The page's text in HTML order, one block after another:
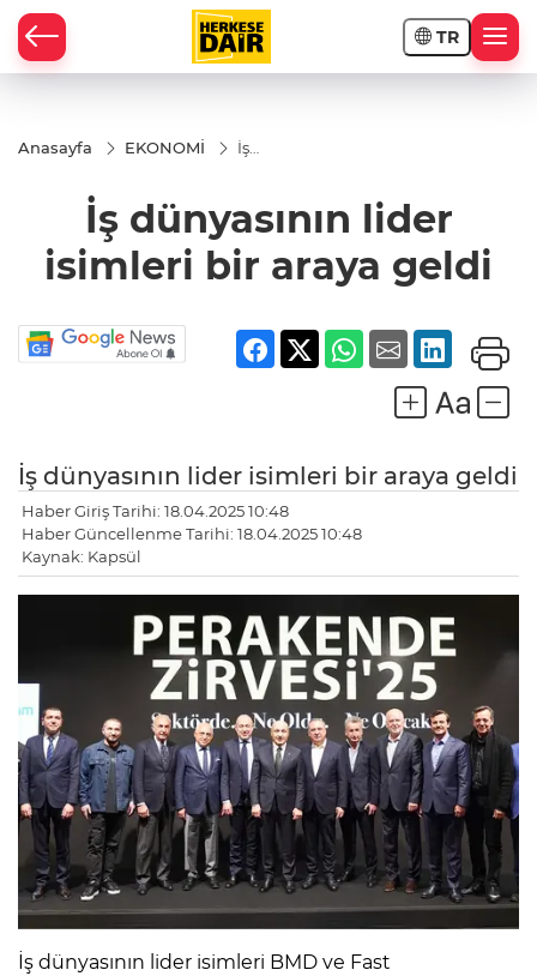
TR
Anasayfa EKONOMİ
İş
araya geldi
İş dünyasının lider
isimleri bir araya geldi
İş dünyasının lider isimleri bir araya geldi
Haber Giriş Tarihi: 18.04.2025 10:48
Haber Güncellenme Tarihi: 18.04.2025 10:48
Kaynak: Kapsül
İş dünyasının lider isimleri BMD ve Fast